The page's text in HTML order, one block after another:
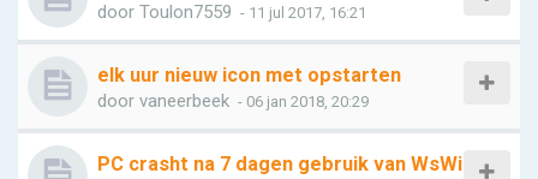
door Toulon7559 - 11 jul 2017, 16:21
elk uur nieuw icon met opstarten
door vaneerbeek - 06 jan 2018, 20:29
PC crasht na 7 dagen gebruik van WsWi